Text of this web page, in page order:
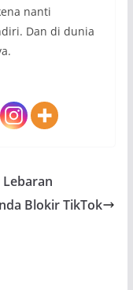
nanti
Dan di dunia
Lebaran
Blokir TikTok